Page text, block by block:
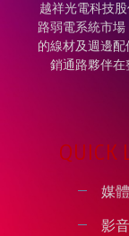
越祥光電科技
路弱電系統市
的線材及週邊
銷通路夥伴在
QUICK
媒
影